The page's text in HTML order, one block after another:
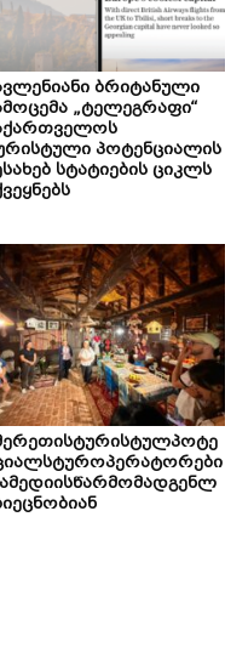
ბრიტანული
„ტელეგრაფი“
პოტენციალის
სტატიების ციკლს